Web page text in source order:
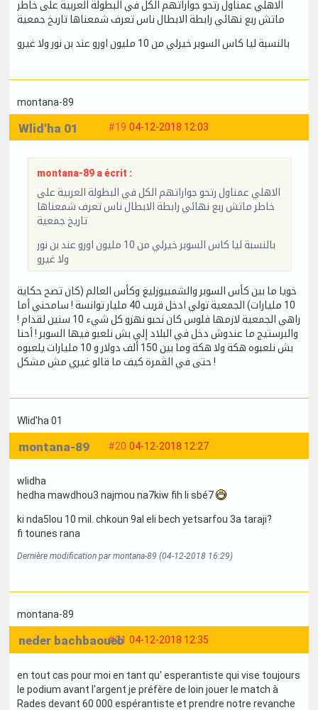
الاهلي عمناول رتحو جواراتهم الكل في البطولة العربية على خاطر
ماتش ربع نهائي رابطة الابطال ناس تعرف شمعناها تاريخ جمعية
بالنسبة ليا كاس السوبر خيرلي من 10 مليون اورو عند بن نور ولا غيرو
montana-89
#19 04-12-2018 12:03
Wlid'ha 01
montana-89 a écrit :
الاهلي عمناول رتحو جواراتهم الكل في البطولة العربية على
خاطر ماتش ربع نهائي رابطة الابطال ناس تعرف شمعناها
تاريخ جمعية
بالنسبة ليا كاس السوبر خيرلي من 10 مليون اورو عند بن نور
ولا غيرو
خويا ما بين كأس السوبر والشمبيوزليغ وكأس العالم (كان تصح حكاية
10 مليارات) الجمعية تولي ادخل قريب 40 مليار توانسة ! سامحني أما
راهي الجمعية لازمها فلوس كان نحبو نهزو كل شيء 10 سنين لقدام !
والبرستيج ما عندوش دخل في البلاد إلي بش نلعبو فيها السوبر ! أحنا
بش نلعبوه هكة ولا هكة وما بين 150 ألف دولار و 10 مليارات يلعبوه
حتى في الڨمرة كيف ما قالو غيري مش مشكل !
Wlid'ha 01
#20 04-12-2018 12:27
montana-89
wlidha
hedha mawdhou3 najmou na7kiw fih li sbé7
ki nda5lou 10 mil. chkoun 9al eli bech yetsarfou 3a taraji?
fi tounes rana
Dernière modification par montana-89 (04-12-2018 16:29)
montana-89
#21 04-12-2018 12:35
neder bachbaoueb
en tout cas pour moi en tant qu' esperantiste qui vise toujours
le podium avant l'argent je préfère de loin jouer le match à
Rades devant 60 000 espérantiste et prendre notre revanche